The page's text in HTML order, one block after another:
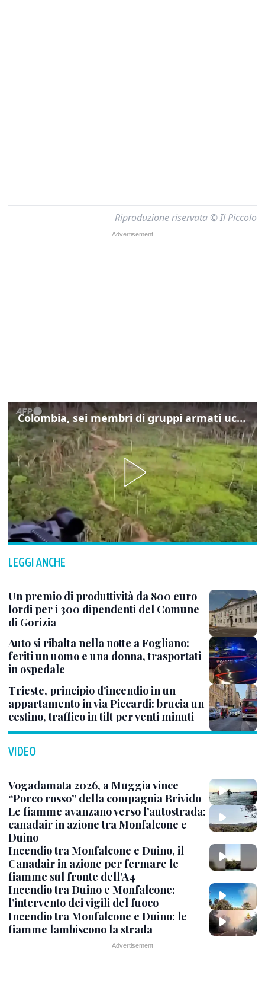
Riproduzione riservata © Il Piccolo
Colombia, sei membri di gruppi armati uccisi nelle operazioni del governo
LEGGI ANCHE
Un premio di produttività da 800 euro
lordi per i 300 dipendenti del Comune
di Gorizia
Auto si ribalta nella notte a Fogliano:
feriti un uomo e una donna, trasportati
in ospedale
Trieste, principio d'incendio in un
appartamento in via Piccardi: brucia un
cestino, traffico in tilt per venti minuti
VIDEO
Vogadamata 2026, a Muggia vince
“Porco rosso” della compagnia Brivido
Le fiamme avanzano verso l’autostrada:
canadair in azione tra Monfalcone e
Duino
Incendio tra Monfalcone e Duino, il
Canadair in azione per fermare le
fiamme sul fronte dell’A4
Incendio tra Duino e Monfalcone:
l’intervento dei vigili del fuoco
Incendio tra Monfalcone e Duino: le
fiamme lambiscono la strada